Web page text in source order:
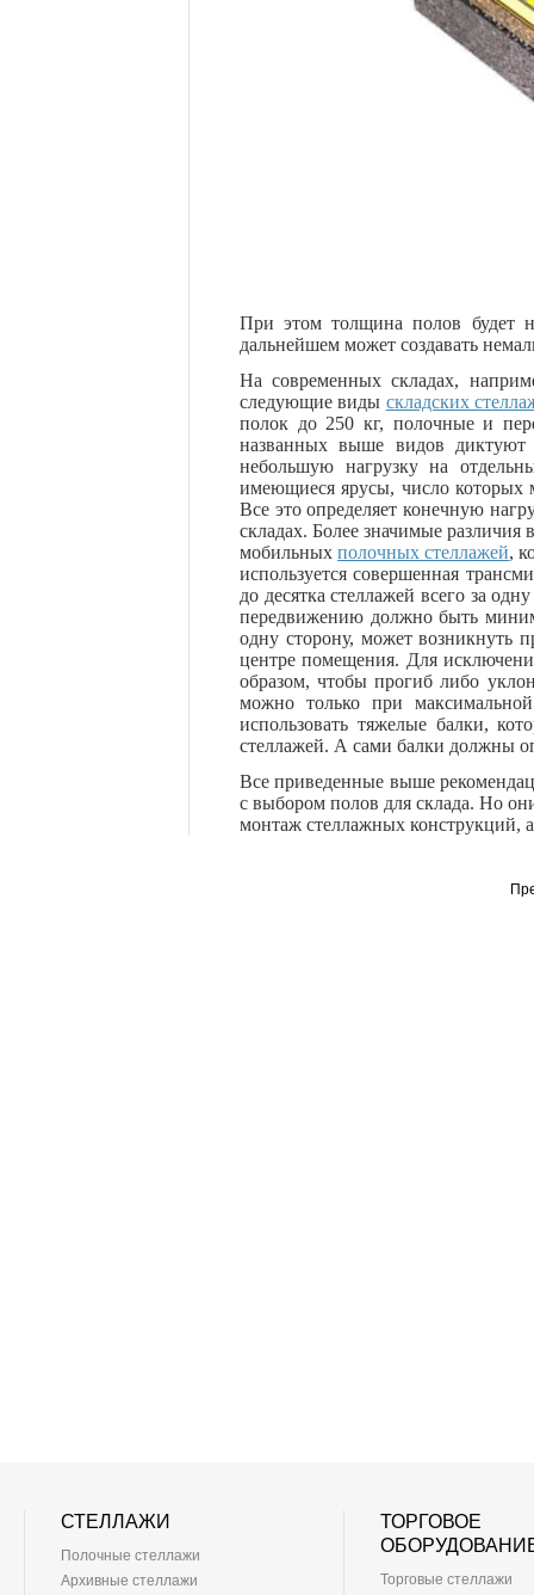
При этом толщина полов будет
дальнейшем может создавать
На современных складах,
следующие виды складских
полок до 250 кг, полочные и
названных выше видов
небольшую нагрузку на
имеющиеся ярусы, число которых
Все это определяет конечную
складах. Более значимые
мобильныхполочных стеллажей,
используется совершенная
до десятка стеллажей всего за
передвижению должно быть
одну сторону, может возникнуть
центре помещения. Для
образом, чтобы прогиб либо
можно только при
использовать тяжелые балки,
стеллажей. А сами балки должны
Все приведенные выше
с выбором полов для склада. Но
монтаж стеллажных конструкций,
СТЕЛЛАЖИ
Полочные стеллажи
Архивные стеллажи
ТОРГОВОЕ
Торговые стеллажи